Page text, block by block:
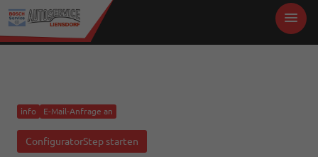
info E-Mail-Anfrage an
ConfiguratorStep starten